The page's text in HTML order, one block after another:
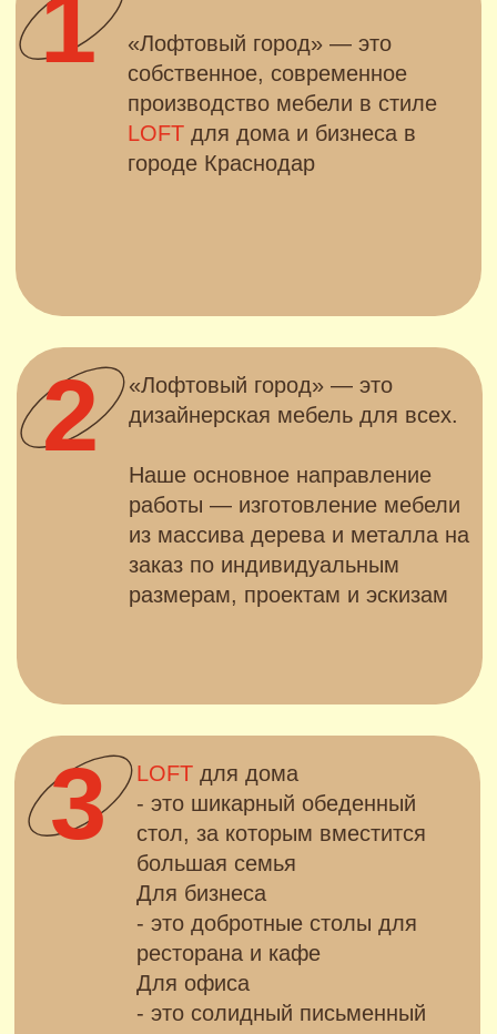
2
3
«Лофтовый город» — это
дизайнерская мебель для всех.
Наше основное направление
работы — изготовление мебели
из массива дерева и металла на
заказ по индивидуальным
размерам, проектам и эскизам
- это шикарный обеденный
большая семья
Для бизнеса
- это добротные столы для
ресторана и кафе
- это солидный письменный
ПОЧЕМУСТОЛЫ
ПОКУПАЮТ У НАС?
Для производства мебели мы
используем только натуральную
древесину, натуральные масла,
экологически чистые материалы